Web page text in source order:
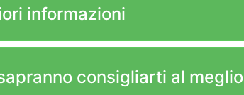
informazioni
consigliarti al meglio